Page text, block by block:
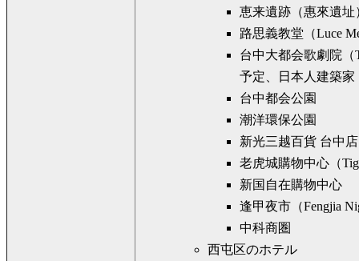
恵来遺跡（惠來遺址
路思義教堂（Luce
台中大都会歌劇院（
予定、日本人建築
台中都会公園
潮洋環保公園
新光三越百貨 台中店
老虎城購物中心（
新国自在購物中心
逢甲夜市（Fengjia
中科商圏
西屯区のホテル